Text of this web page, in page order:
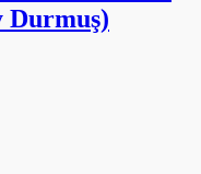
Durmuş)